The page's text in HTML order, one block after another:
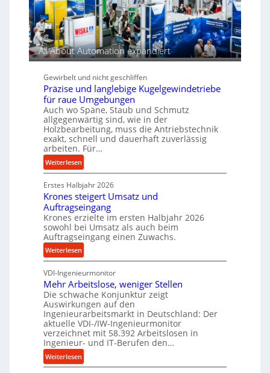
n
t
r
i
e
u
m
A
n
t
r
i
b
e
f
o
r
m
a
c
e
b
e
i
m
D
r
ü
c
k
p
r
o
z
e
s
s
p
a
n
n
t
i
c
h
i
m
u
l
i
All About Automation expandiert
Gewirbelt und nicht geschliffen
Präzise und langlebige Kugelgewindetriebe
für raue Umgebungen
Auch wo Späne, Staub und Schmutz
allgegenwärtig sind, wie in der
Holzbearbeitung, muss die Antriebstechnik
exakt, schnell und dauerhaft zuverlässig
arbeiten. Für…
Weiterlesen:
P
r
ä
z
i
s
e
u
n
d
l
a
n
g
l
e
b
i
Erstes Halbjahr 2026
Krones steigert Umsatz und
Auftragseingang
Krones erzielte im ersten Halbjahr 2026
sowohl bei Umsatz als auch beim
Auftragseingang einen Zuwachs.
Weiterlesen:
K
r
o
n
e
s
s
t
e
i
VDI-Ingenieurmonitor
Mehr Arbeitslose, weniger Stellen
Die schwache Konjunktur zeigt
Auswirkungen auf den
Ingenieurarbeitsmarkt in Deutschland: Der
aktuelle VDI-/IW-Ingenieurmonitor
verzeichnet mit 58.392 Arbeitslosen in
Ingenieur- und IT-Berufen den…
Weiterlesen:
M